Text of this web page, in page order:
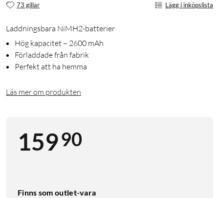
73 gillar Lägg i inköpslista
Laddningsbara NiMH2-batterier
Hög kapacitet – 2600 mAh
Förladdade från fabrik
Perfekt att ha hemma
Läs mer om produkten
15990
Finns som outlet-vara